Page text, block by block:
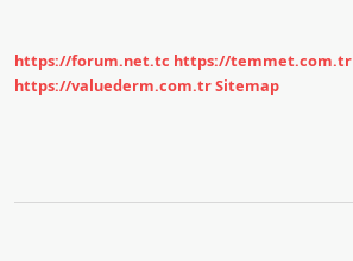
https://forum.net.tc https://temmet.com.tr
https://valuederm.com.trSitemap